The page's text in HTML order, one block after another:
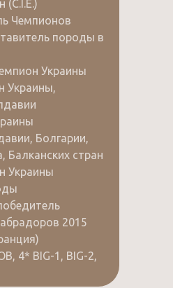
(C.I.E.)
Чемпионов
породы в
Украины
Украины,
Болгарии,
Балканских стран
Украины
2015
4* BIG-1, BIG-2,